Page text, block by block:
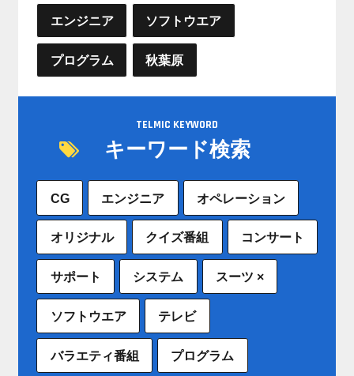
エンジニア ソフトウエア
プログラム 秋葉原
TELMIC KEYWORD
キーワード検索
CG エンジニア オペレーション
オリジナル クイズ番組 コンサート
サポート システム スーツ ×
ソフトウエア テレビ
バラエティ番組 プログラム